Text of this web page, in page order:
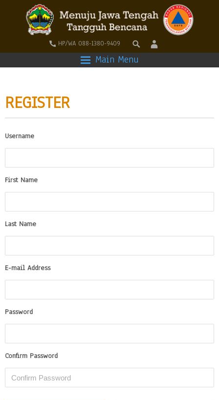
HP/WA 088-1380-9409
Main Menu
REGISTER
Username
First Name
Last Name
E-mail Address
Password
Confirm Password